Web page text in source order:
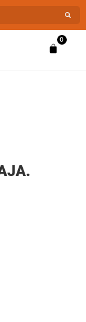
0